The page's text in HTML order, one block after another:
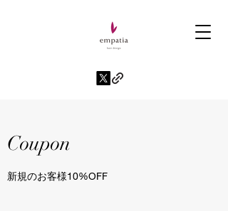
Coupon
新規のお客様10%OFF